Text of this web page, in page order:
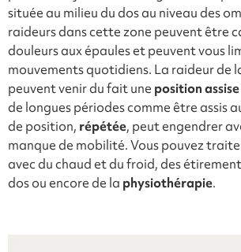
située au milieu du dos au niveau des
raideurs dans cette zone peuvent être
douleurs aux épaules et peuvent vous
mouvements quotidiens. La raideur de
peuvent venir du fait une position assise
de longues périodes comme être assis
de position, répétée, peut engendrer
manque de mobilité. Vous pouvez
avec du chaud et du froid, des
dos ou encore de la physiothérapie.